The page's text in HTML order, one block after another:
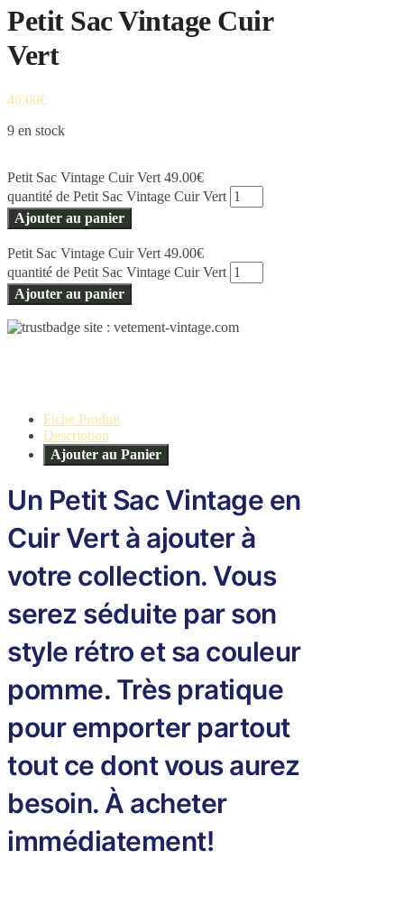
Petit Sac Vintage Cuir
Vert
49.00€
9 en stock
Petit Sac Vintage Cuir Vert 49.00€
quantité de Petit Sac Vintage Cuir Vert
Ajouter au panier
Petit Sac Vintage Cuir Vert 49.00€
quantité de Petit Sac Vintage Cuir Vert
Ajouter au panier
Fiche Produit
Description
Ajouter au Panier
Un Petit Sac Vintage en
Cuir Vert à ajouter à
votre collection. Vous
serez séduite par son
style rétro et sa couleur
pomme. Très pratique
pour emporter partout
tout ce dont vous aurez
besoin. À acheter
immédiatement!